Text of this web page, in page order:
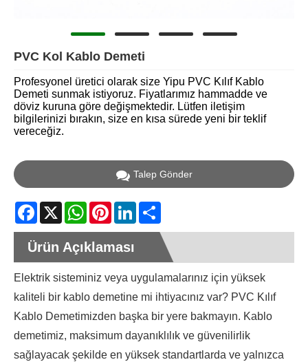
PVC Kol Kablo Demeti
Profesyonel üretici olarak size Yipu PVC Kılıf Kablo
Demeti sunmak istiyoruz. Fiyatlarımız hammadde ve
döviz kuruna göre değişmektedir. Lütfen iletişim
bilgilerinizi bırakın, size en kısa sürede yeni bir teklif
vereceğiz.
Talep Gönder
Facebook
X WhatsApp
PinterestLinkedIn
Ürün Açıklaması
Elektrik sisteminiz veya uygulamalarınız için yüksek
kaliteli bir kablo demetine mi ihtiyacınız var? PVC Kılıf
Kablo Demetimizden başka bir yere bakmayın. Kablo
demetimiz, maksimum dayanıklılık ve güvenilirlik
sağlayacak şekilde en yüksek standartlarda ve yalnızca